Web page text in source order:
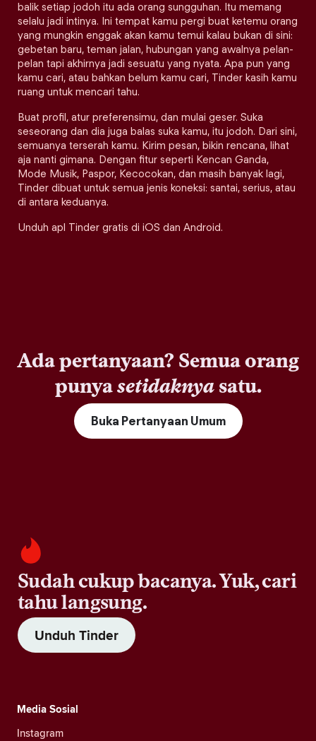
balik setiap jodoh itu ada orang sungguhan. Itu memang
selalu jadi intinya. Ini tempat kamu pergi buat ketemu orang
yang mungkin enggak akan kamu temui kalau bukan di sini:
gebetan baru, teman jalan, hubungan yang awalnya pelan-
pelan tapi akhirnya jadi sesuatu yang nyata. Apa pun yang
kamu cari, atau bahkan belum kamu cari, Tinder kasih kamu
ruang untuk mencari tahu.
Buat profil, atur preferensimu, dan mulai geser. Suka
seseorang dan dia juga balas suka kamu, itu jodoh. Dari sini,
semuanya terserah kamu. Kirim pesan, bikin rencana, lihat
aja nanti gimana. Dengan fitur seperti Kencan Ganda,
Mode Musik, Paspor, Kecocokan, dan masih banyak lagi,
Tinder dibuat untuk semua jenis koneksi: santai, serius, atau
di antara keduanya.
Unduh apl Tinder gratis di iOS dan Android.
Ada pertanyaan? Semua orang
punyasetidaknyasatu.
Buka Pertanyaan Umum
Sudah cukup bacanya. Yuk, cari
tahu langsung.
Unduh Tinder
Media Sosial
Instagram